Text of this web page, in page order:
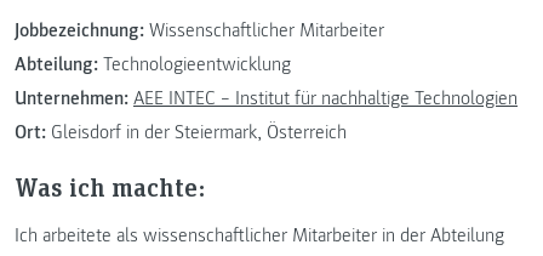
Jobbezeichnung: Wissenschaftlicher Mitarbeiter
Abteilung: Technologieentwicklung
Unternehmen: AEE INTEC – Institut für nachhaltige Technologien
Ort: Gleisdorf in der Steiermark, Österreich
Was ich machte:
Ich arbeitete als wissenschaftlicher Mitarbeiter in der Abteilung